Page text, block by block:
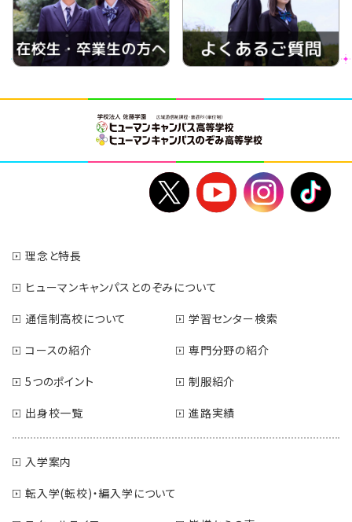
理念と特長
ヒューマンキャンパスとのぞみについて
通信制高校について
学習センター検索
コースの紹介
専門分野の紹介
5つのポイント
制服紹介
出身校一覧
進路実績
入学案内
転入学(転校)・編入学について